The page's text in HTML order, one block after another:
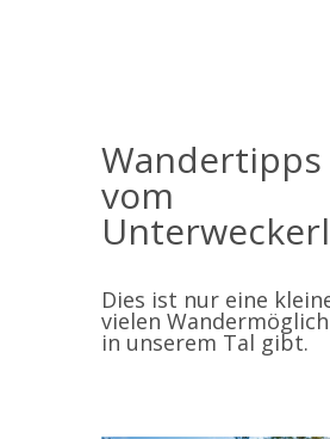
vom
Dies ist nur eine
vielen
in unserem Tal gibt.